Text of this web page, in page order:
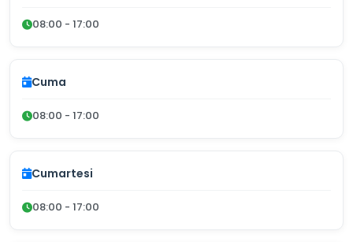
08:00 - 17:00
Cuma
08:00 - 17:00
Cumartesi
08:00 - 17:00